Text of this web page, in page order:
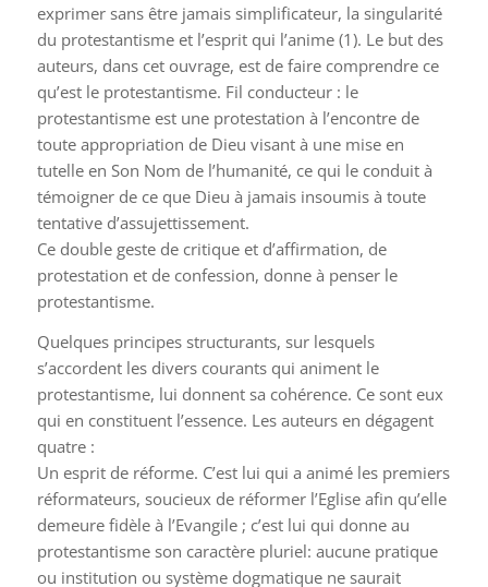
exprimer sans être jamais simplificateur, la singularité
du protestantisme et l’esprit qui l’anime (1). Le but des
auteurs, dans cet ouvrage, est de faire comprendre ce
qu’est le protestantisme. Fil conducteur : le
protestantisme est une protestation à l’encontre de
toute appropriation de Dieu visant à une mise en
tutelle en Son Nom de l’humanité, ce qui le conduit à
témoigner de ce que Dieu à jamais insoumis à toute
tentative d’assujettissement.
Ce double geste de critique et d’affirmation, de
protestation et de confession, donne à penser le
protestantisme.
Quelques principes structurants, sur lesquels
s’accordent les divers courants qui animent le
protestantisme, lui donnent sa cohérence. Ce sont eux
qui en constituent l’essence. Les auteurs en dégagent
quatre :
Un esprit de réforme. C’est lui qui a animé les premiers
réformateurs, soucieux de réformer l’Eglise afin qu’elle
demeure fidèle à l’Evangile ; c’est lui qui donne au
protestantisme son caractère pluriel: aucune pratique
ou institution ou système dogmatique ne saurait